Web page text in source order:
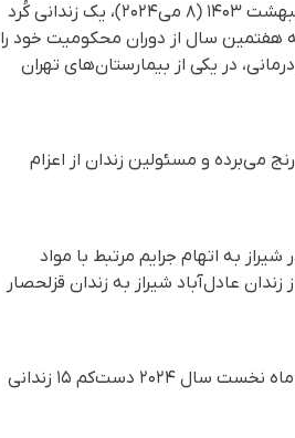
بر اساس گزارش رسیده به سازمان حقوق بشری هه‌نگاو، روز چهارشنبه هفته گذشته ۱۹ اردیبهشت ۱۴۰۳ (۸ می‌۲۰۲۴)، یک زندانی کُرد
پاوه با هویت کیانوش ولدبیگی ۳۵ ساله، در حالی که هفتمین سال از دوران محکومیت خود را
در یکی از بیمارستان‌های تهران
می‌برده و مسئولین زندان از اعزام
اینباره به هه‌نگاو گفت: "کیانوش ولدبیگی ۷ سال پیش در شیراز به اتهام جرایم مرتبط با مواد
از زندان عادل‌آباد شیراز به زندان قزلحصار
با استناد به آمار به ثبت رسیده در مرکز آمار و اسناد سازمان حقوق بشری هه‌نگاو، طی پنج ماه نخست سال ۲۰۲۴ دست‌کم ۱۵ زندانی